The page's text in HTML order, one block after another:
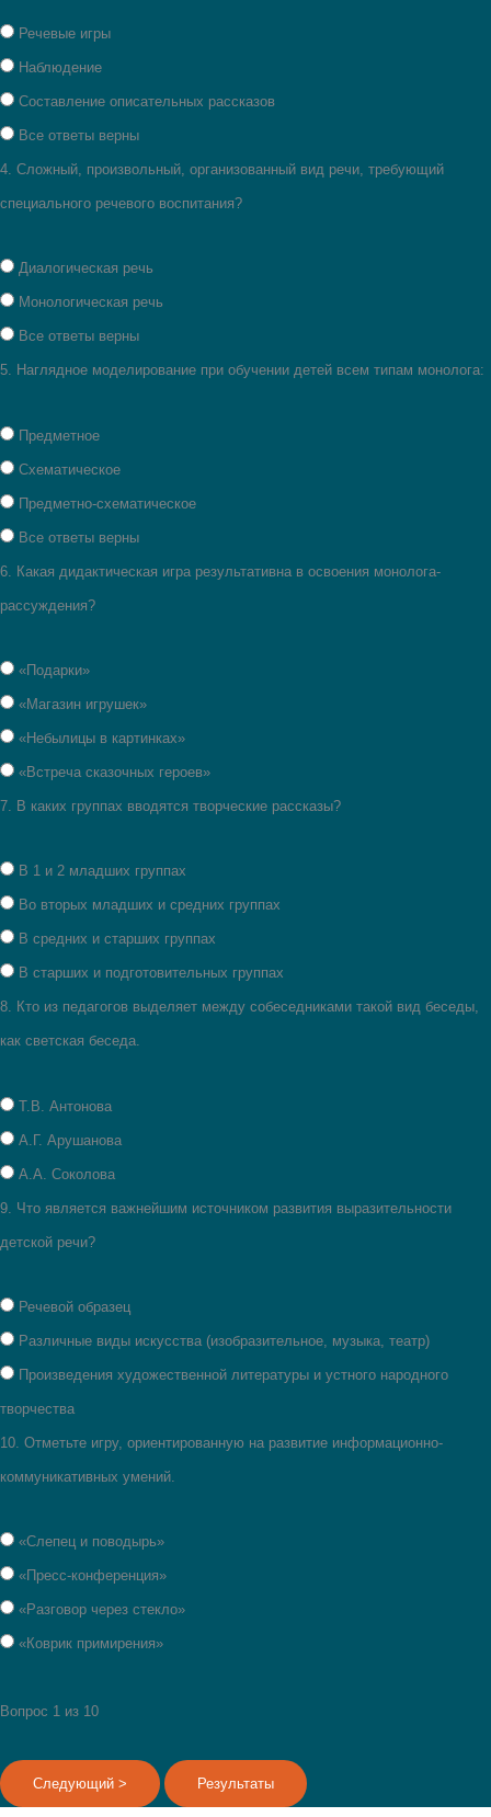
Речевые игры
Наблюдение
Составление описательных рассказов
Все ответы верны
4. Сложный, произвольный, организованный вид речи, требующий
специального речевого воспитания?
Диалогическая речь
Монологическая речь
Все ответы верны
5. Наглядное моделирование при обучении детей всем типам монолога:
Предметное
Схематическое
Предметно-схематическое
Все ответы верны
6. Какая дидактическая игра результативна в освоения монолога-
рассуждения?
«Подарки»
«Магазин игрушек»
«Небылицы в картинках»
«Встреча сказочных героев»
7. В каких группах вводятся творческие рассказы?
В 1 и 2 младших группах
Во вторых младших и средних группах
В средних и старших группах
В старших и подготовительных группах
8. Кто из педагогов выделяет между собеседниками такой вид беседы,
как светская беседа.
Т.В. Антонова
А.Г. Арушанова
А.А. Соколова
9. Что является важнейшим источником развития выразительности
детской речи?
Речевой образец
Различные виды искусства (изобразительное, музыка, театр)
Произведения художественной литературы и устного народного
творчества
10. Отметьте игру, ориентированную на развитие информационно-
коммуникативных умений.
«Слепец и поводырь»
«Пресс-конференция»
«Разговор через стекло»
«Коврик примирения»
Вопрос 1 из 10